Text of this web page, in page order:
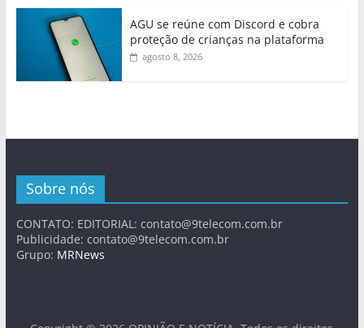
AGU se reúne com Discord e cobra
proteção de crianças na plataforma
agosto 8, 2026
Sobre nós
CONTATO: EDITORIAL: contato@9telecom.com.br
Publicidade: contato@9telecom.com.br
Grupo: MRNews